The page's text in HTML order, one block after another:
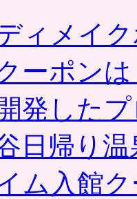
ィメイ
ーポン
発した
日帰り
ム入館